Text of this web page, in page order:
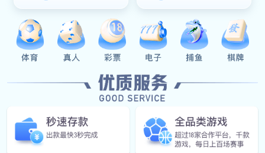
一、卫生间隔断漏水的原因
卫生间隔断漏水的原因多种多样，常见的有密封胶条老化、安装不
当、挡水条松动等。在解决这些问题之前，好博体育 需要了解防水
密封胶条的安装技巧。